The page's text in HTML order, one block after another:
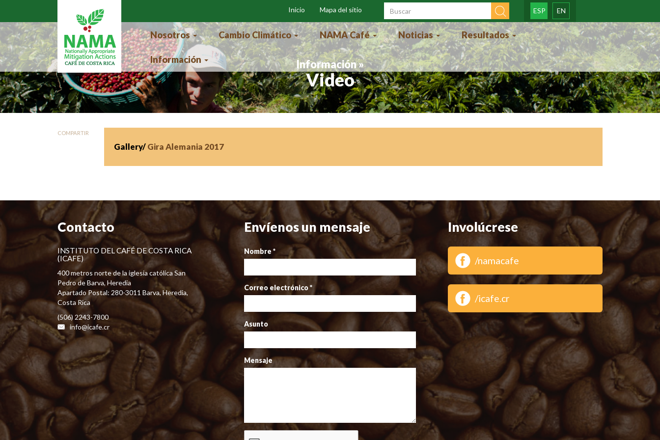
Inicio Mapa del sitio
Formulario de
búsqueda
ESP EN
Nosotros Cambio Climático NAMA Café Noticias Resultados
Información Información »
Video
COMPARTIR
Gallery/Gira Alemania 2017
Contacto
INSTITUTO DEL CAFÉ DE COSTA RICA
(ICAFE)
400 metros norte de la iglesia católica San
Pedro de Barva, Heredia
Apartado Postal: 280-3011 Barva, Heredia,
Costa Rica
(506) 2243-7800
info@icafe.cr
Envíenos un mensaje
Nombre *
Correo electrónico*
Asunto
Mensaje
Involúcrese
/namacafe
/icafe.cr